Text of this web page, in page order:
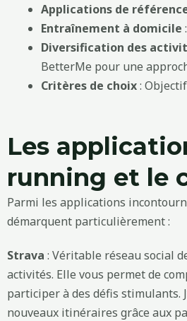
Applications de
Entraînement à domicile
Diversification des
BetterMe pour une
Critères de choix:
Les
running et le
Parmi les applications
démarquent particulièrement :
Strava : Véritable réseau social
activités. Elle vous permet de
participer à des défis stimulants.
nouveaux itinéraires grâce aux